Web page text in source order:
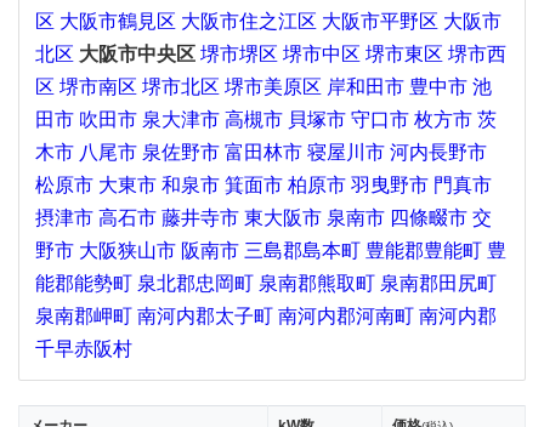
区 大阪市鶴見区 大阪市住之江区 大阪市平野区 大阪市
北区 大阪市中央区 堺市堺区 堺市中区 堺市東区 堺市西
区 堺市南区 堺市北区 堺市美原区 岸和田市 豊中市 池
田市 吹田市 泉大津市 高槻市 貝塚市 守口市 枚方市 茨
木市 八尾市 泉佐野市 富田林市 寝屋川市 河内長野市
松原市 大東市 和泉市 箕面市 柏原市 羽曳野市 門真市
摂津市 高石市 藤井寺市 東大阪市 泉南市 四條畷市 交
野市 大阪狭山市 阪南市 三島郡島本町 豊能郡豊能町 豊
能郡能勢町 泉北郡忠岡町 泉南郡熊取町 泉南郡田尻町
泉南郡岬町 南河内郡太子町 南河内郡河南町 南河内郡
千早赤阪村